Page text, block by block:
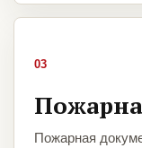
03
Пожарная